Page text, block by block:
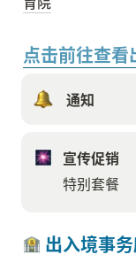
点击前往查
通知
宣传促销
特别套餐
出入境事